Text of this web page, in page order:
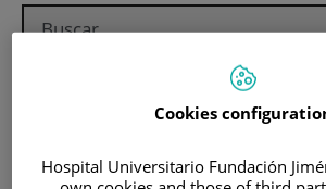
idioma
Cookies
Hospital Universitario Fundación